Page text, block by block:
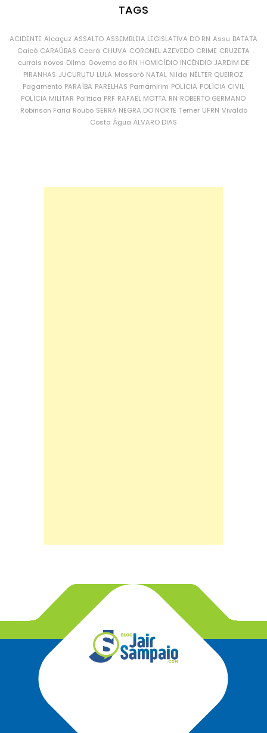
TAGS
ACIDENTE Alcaçuz ASSALTO ASSEMBLEIA LEGISLATIVA DO RN Assu BATATA
Caicó CARAÚBAS Ceará CHUVA CORONEL AZEVEDO CRIME CRUZETA
currais novos Dilma Governo do RN HOMICÍDIO INCÊNDIO JARDIM DE
PIRANHAS JUCURUTU LULA Mossoró NATAL Nilda NÉLTER QUEIROZ
Pagamento PARAÍBA PARELHAS Parnamirim POLÍCIA POLÍCIA CIVIL
POLÍCIA MILITAR Política PRF RAFAEL MOTTA RN ROBERTO GERMANO
Robinson Faria Roubo SERRA NEGRA DO NORTE Temer UFRN Vivaldo
Costa Água ÁLVARO DIAS